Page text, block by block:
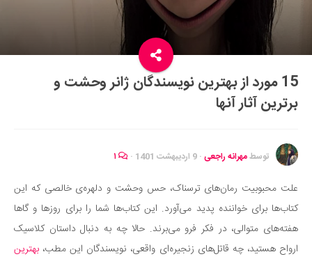
رستوران گردی
سفر و گردشگری
ایران گردی
جهان گردی
موفقیت و مهارت‌های فردی
تغذیه سالم
بهداشت
بیماری و درمان
15 مورد از بهترین نویسندگان ژانر وحشت و
برترین آثار آنها
توسطمهرانه راجعی · 9 اردیبهشت 1401 ·
علت محبوبیت رمان‌های ترسناک، حس وحشت و دلهره‌‌ی خالصی که این
کتاب‌ها برای خواننده پدید می‌آورد. این کتاب‌ها شما را برای روزها و گاها
هفته‌های متوالی، در فکر فرو می‌برند. حالا چه به دنبال داستان کلاسیک
ارواح هستید، چه قاتل‌های زنجیره‌ای واقعی، نویسندگان این مطب، بهترین